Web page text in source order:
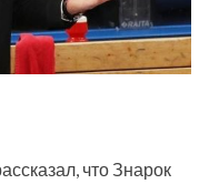
что Знарок